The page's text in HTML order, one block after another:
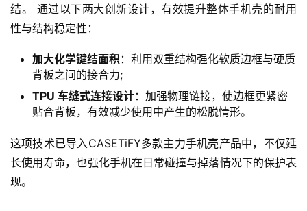
结。 通过以下两大创新设计，有效提升整体手机壳的耐用
性与结构稳定性：
加大化学键结面积 ：利用双重结构强化软质边框与硬质
背板之间的接合力;
TPU 车缝式连接设计：加强物理链接，使边框更紧密
贴合背板，有效减少使用中产生的松脱情形。
这项技术已导入CASETiFY多款主力手机壳产品中，不仅延
长使用寿命，也强化手机在日常碰撞与掉落情况下的保护表
现。